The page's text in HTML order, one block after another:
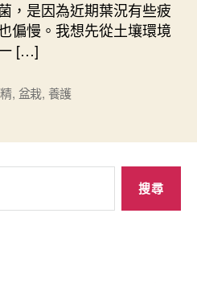
，是因為近期葉況有些疲
偏慢。我想先從土壤環境
[…]
, 盆栽, 養護